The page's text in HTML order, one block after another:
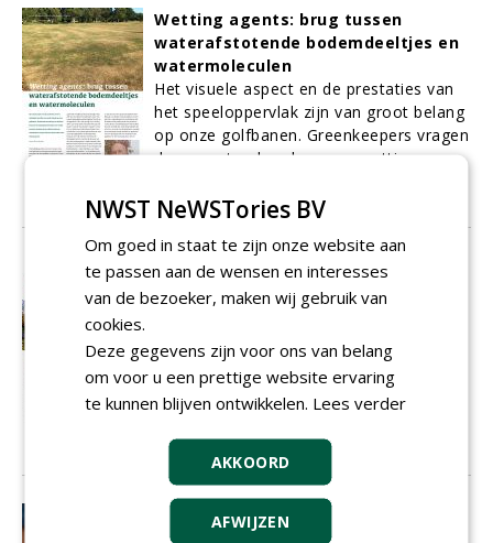
Wetting agents: brug tussen
waterafstotende bodemdeeltjes en
watermoleculen
Het visuele aspect en de prestaties van
het speeloppervlak zijn van groot belang
op onze golfbanen. Greenkeepers vragen
daarom steeds vaker naar wetting
21-02-2023
340 sec
Hevige regen zet golfbaan onder
water
Op Golfbaan Kralingen zijn ze wel
baan nu eenmaal zeven meter onder
ANP ligt. De enorme regenval in januari
zorgde echter ook daar voor een
17-02-2023
69 sec
Waterverbruik reduceren met kennis
en technologie
NWST NeWSTories BV
Om goed in staat te zijn onze website aan
te passen aan de wensen en interesses
van de bezoeker, maken wij gebruik van
cookies.
Deze gegevens zijn voor ons van belang
om voor u een prettige website ervaring
te kunnen blijven ontwikkelen. Lees verder
AKKOORD
AFWIJZEN